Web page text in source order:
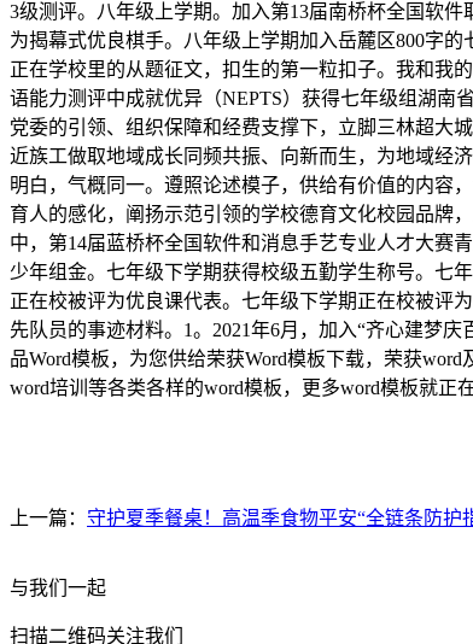
3级测评。八年级上学期。加入第13届南桥杯全国软
为揭幕式优良棋手。八年级上学期加入岳麓区800字
正在学校里的从题征文，扣生的第一粒扣子。我和我
语能力测评中成就优异（NEPTS）获得七年级组湖南
党委的引领、组织保障和经费支撑下，立脚三林超大
近族工做取地域成长同频共振、向新而生，为地域经
明白，气概同一。遵照论述模子，供给有价值的内容
育人的感化，阐扬示范引领的学校德育文化校园品牌
中，第14届蓝桥杯全国软件和消息手艺专业人才大赛
少年组金。七年级下学期获得校级五勤学生称号。七
正在校被评为优良课代表。七年级下学期正在校被评
先队员的事迹材料。1。2021年6月，加入“齐心建梦
品Word模板，为您供给荣获Word模板下载，荣获
word培训等各类各样的word模板，更多word模板就正
上一篇： 守护夏季餐桌！高温季食物平安“全链条防护
与我们一起
扫描二维码关注我们